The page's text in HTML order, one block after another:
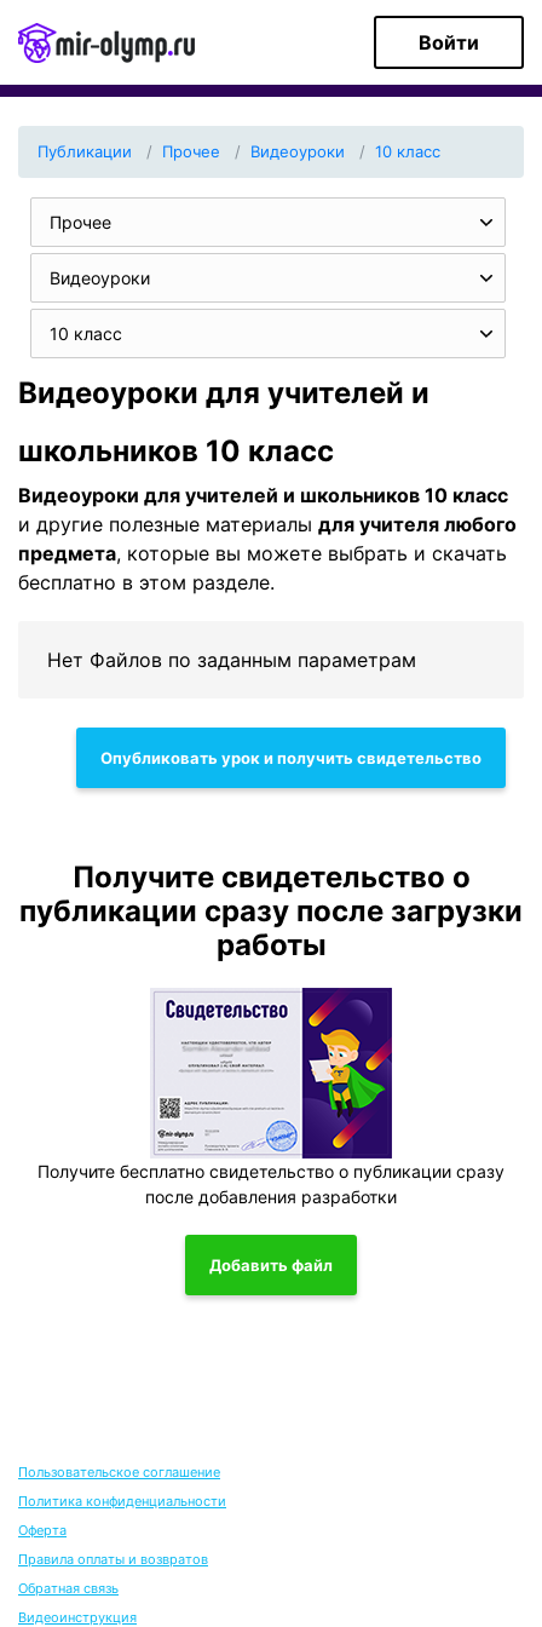
Войти
Публикации Прочее Видеоуроки 10 класс
Прочее
Видеоуроки
10 класс
Видеоуроки для учителей и
школьников 10 класс
Видеоуроки для учителей и школьников 10 класс
и другие полезные материалы для учителя любого
предмета, которые вы можете выбрать и скачать
бесплатно в этом разделе.
Нет Файлов по заданным параметрам
Опубликовать урок и получить свидетельство
Получите свидетельство о
публикации сразу после загрузки
работы
Получите бесплатно свидетельство о публикации сразу
после добавления разработки
Добавить файл
Пользовательское соглашение
Политика конфиденциальности
Оферта
Правила оплаты и возвратов
Обратная связь
Видеоинструкция